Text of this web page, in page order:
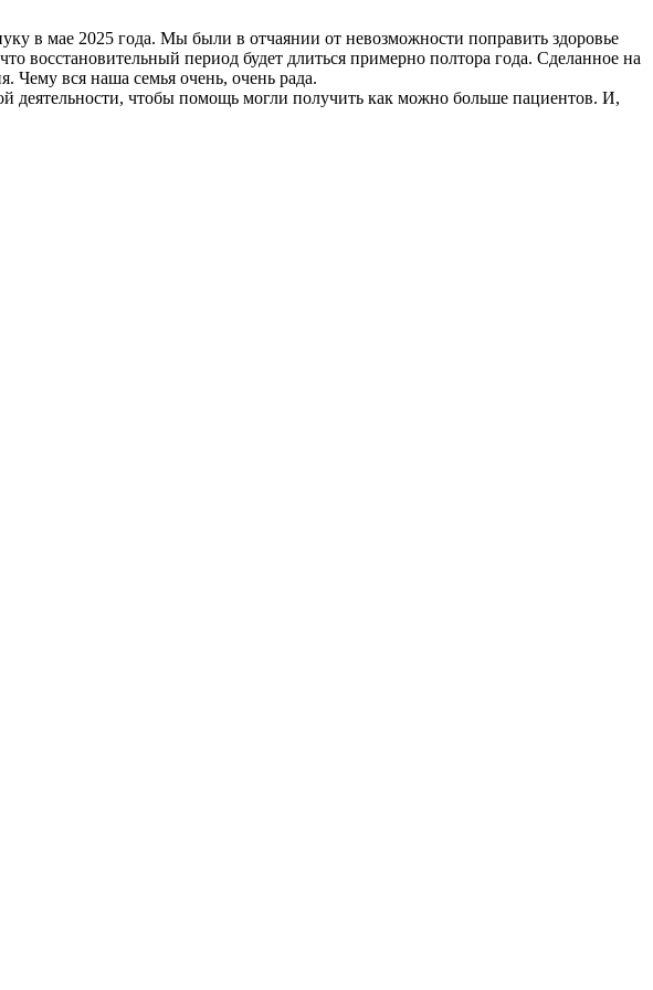
в мае 2025 года. Мы были в отчаянии от невозможности поправить здоровье
восстановительный период будет длиться примерно полтора года. Сделанное на
Чему вся наша семья очень, очень рада.
чтобы помощь могли получить как можно больше пациентов. И,